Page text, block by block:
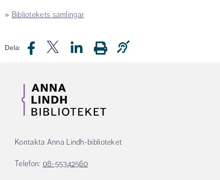
» Bibliotekets samlingar
Dela:
Kontakta Anna Lindh-biblioteket
Telefon: 08-55342560